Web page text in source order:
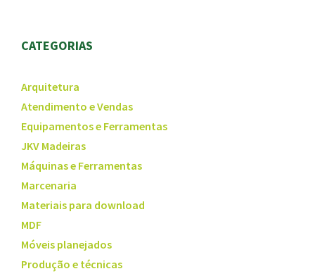
CATEGORIAS
Arquitetura
Atendimento e Vendas
Equipamentos e Ferramentas
JKV Madeiras
Máquinas e Ferramentas
Marcenaria
Materiais para download
MDF
Móveis planejados
Produção e técnicas